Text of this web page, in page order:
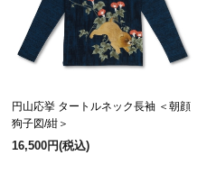
円山応挙 タートルネック長袖 ＜朝顔
狗子図/紺＞
16,500円(税込)